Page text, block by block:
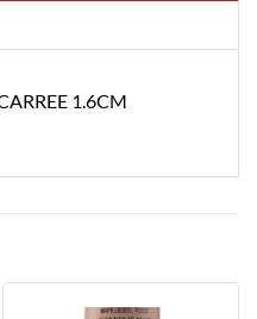
1.6CM